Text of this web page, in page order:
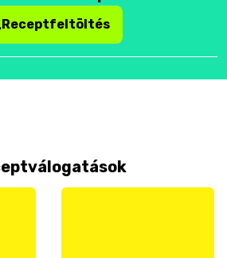
Receptfeltöltés